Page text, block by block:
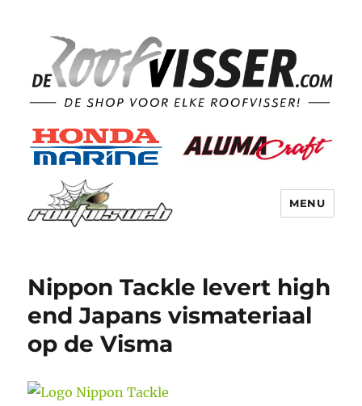
MENU
Nippon Tackle levert high
end Japans vismateriaal
op de Visma